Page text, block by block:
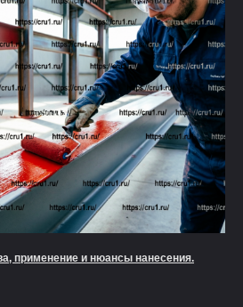
применение и нюансы нанесения.